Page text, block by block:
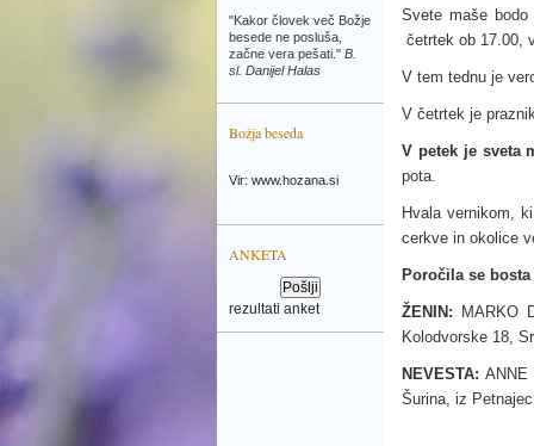
"Kakor človek več Božje
besede ne posluša,
začne vera pešati." B.
sl. Danijel Halas
Božja beseda
Vir: www.hozana.si
ANKETA
rezultati anket
Svete maše
četrtek ob 17.00,
V tem tednu je
V četrtek je
V petek je sveta
pota.
Hvala vernikom,
cerkve in okolice
Poročila se
ŽENIN: MARKO
Kolodvorske 18,
NEVESTA:
Šurina, iz